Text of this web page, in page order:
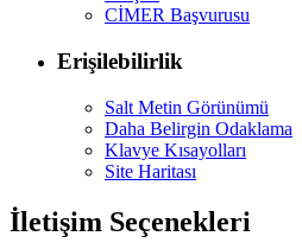
CİMER Başvurusu
Erişilebilirlik
Salt Metin Görünümü
Daha Belirgin Odaklama
Klavye Kısayolları
Site Haritası
İletişim Seçenekleri